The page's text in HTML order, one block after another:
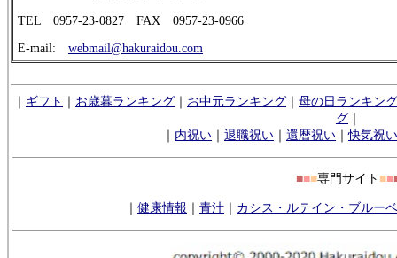
TEL 0957-23-0827 FAX 0957-23-0966
E-mail: webmail@hakuraidou.com
｜ ギフト ｜ お歳暮ランキング ｜ お中元ランキング ｜ 母の日ランキング
グ ｜
｜ 内祝い ｜ 退職祝い ｜ 還暦祝い ｜快気祝い
■■■専門サイト ■■
｜ 健康情報 ｜ 青汁 ｜ カシス・ルテイン・ブルー